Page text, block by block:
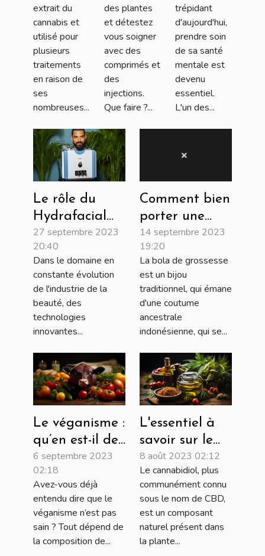
maladies
de la
peau !
extrait du
cannabis et
utilisé pour
plusieurs
traitements
en raison de
ses
nombreuses...
des plantes
et détestez
vous soigner
avec des
comprimés et
des
injections.
Que faire ?...
mentale
trépidant
d'aujourd'hui,
prendre soin
de sa santé
mentale est
devenu
essentiel.
L'un des...
Le rôle du
Hydrafacial
dans
l'industrie de
la beauté
27 septembre 2023
20:40
Dans le domaine en
constante évolution
de l'industrie de la
beauté, des
technologies
innovantes...
Comment bien
porter une
bola de
grossesse
14 septembre 2023
19:20
La bola de grossesse
est un bijou
traditionnel, qui émane
d'une coutume
ancestrale
indonésienne, qui se...
Le véganisme :
qu’en est-il de
ce mode de vie
?
6 septembre 2023
02:18
Avez-vous déjà
entendu dire que le
véganisme n’est pas
sain ? Tout dépend de
la composition de...
L'essentiel à
savoir sur le
CBD
8 août 2023 02:12
Le cannabidiol, plus
communément connu
sous le nom de CBD,
est un composant
naturel présent dans
la plante...